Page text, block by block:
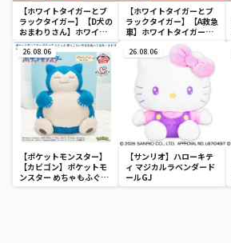
【ホワイトタイガーとブ
ラックタイガー】【D犬の
おまわりさん】ホワイト
タイガーとブラックタイ
ガー セリフ付きぬいぐる
み
【ホワイトタイガーとブ
ラックタイガー】【A救急
車】ホワイトタイガーと
ブラックタイガー 救急車
&パトカー型ティッシュ
26.08.06
【ポケットモンスター】
【カビゴン】ポケットモ
ンスター めちゃもふぐっ
と ほっこりいやされぬい
26.08.06
【サンリオ】ハローキテ
ィ マジカルラベンダード
ールGJ